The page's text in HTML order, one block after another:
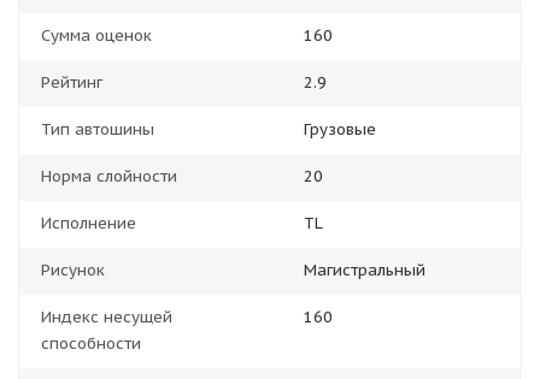
Сумма оценок 160
Рейтинг 2.9
Тип автошины Грузовые
Норма слойности 20
Исполнение TL
Рисунок Магистральный
Индекс несущей
способности
160